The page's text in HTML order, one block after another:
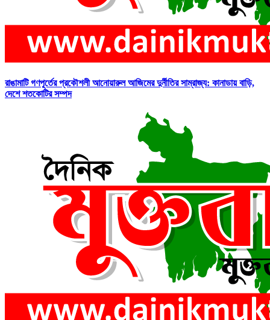
রাঙামাটি গণপূর্তের প্রকৌশলী আনোয়ারুল আজিমের দুর্নীতির সাম্রাজ্য: কানাডায় বাড়ি,
দেশে শতকোটির সম্পদ